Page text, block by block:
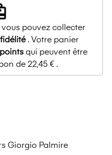
pouvez collecter
. Votre panier
qui peuvent être
de 22,45 € .
Giorgio Palmire